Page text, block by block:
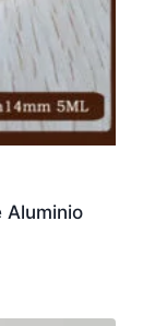
Aluminio